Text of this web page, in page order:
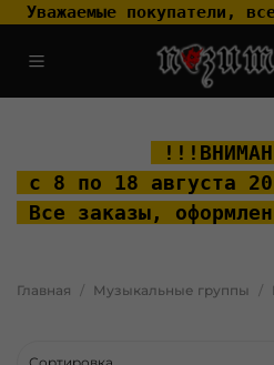
Уважаемые покупатели,
с 8 по 18 августа
Все заказы,
Главная Музыкальные группы